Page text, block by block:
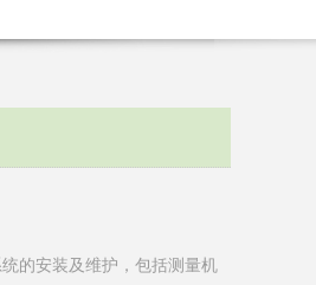
的安装及维护，包括测量机